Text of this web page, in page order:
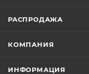
РАСПРОДАЖА
КОМПАНИЯ
ИНФОРМАЦИЯ